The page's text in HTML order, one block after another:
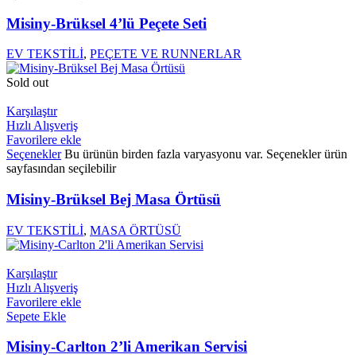
Misiny-Brüksel 4’lü Peçete Seti
EV TEKSTİLİ, PEÇETE VE RUNNERLAR
Sold out
Karşılaştır
Hızlı Alışveriş
Favorilere ekle
Seçenekler Bu ürünün birden fazla varyasyonu var. Seçenekler ürün
sayfasından seçilebilir
Misiny-Brüksel Bej Masa Örtüsü
EV TEKSTİLİ, MASA ÖRTÜSÜ
Karşılaştır
Hızlı Alışveriş
Favorilere ekle
Sepete Ekle
Misiny-Carlton 2’li Amerikan Servisi